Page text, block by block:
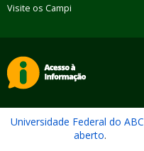
Visite os Campi
Universidade Federal do ABC
aberto.